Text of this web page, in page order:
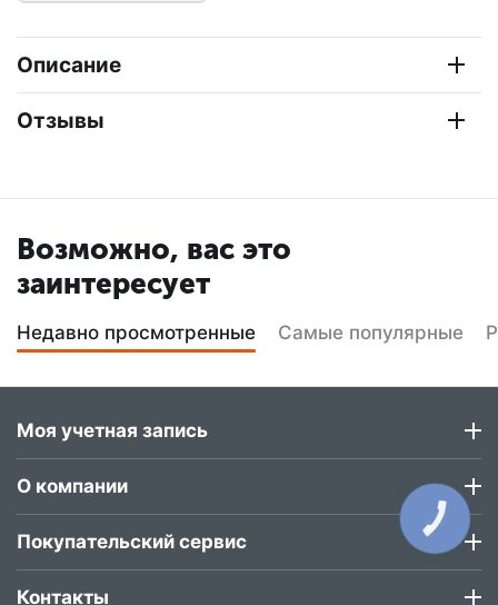
Описание
Отзывы
Возможно, вас это
заинтересует
Недавно просмотренные Самые популярные
Моя учетная запись
О компании
Покупательский сервис
Контакты
КНОПКА
ЗВ'ЯЗКУ